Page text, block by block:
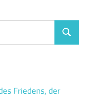
Suchen
Friedens, der